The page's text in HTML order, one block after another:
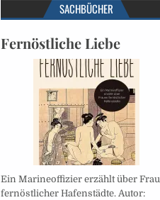
SACHBÜCHER
Fernöstliche Liebe
Ein Marineoffizier erzählt über
fernöstlicher Hafenstädte. Autor: